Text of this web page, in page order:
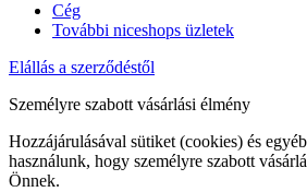
Cég
További niceshops üzletek
Elállás a szerződéstől
Személyre szabott vásárlási élmény
Hozzájárulásával sütiket (cookies) és
használunk, hogy személyre szabott
Önnek.